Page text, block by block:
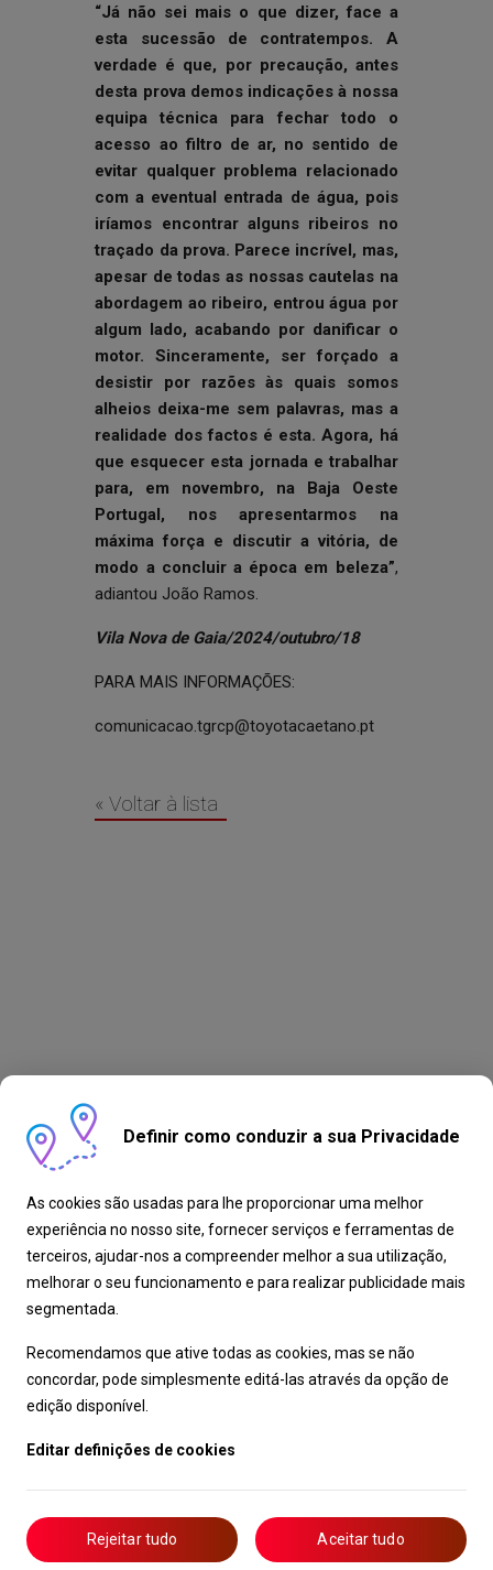
“Já não sei mais o que dizer, face a
esta sucessão de contratempos. A
verdade é que, por precaução, antes
desta prova demos indicações à nossa
equipa técnica para fechar todo o
acesso ao filtro de ar, no sentido de
evitar qualquer problema relacionado
com a eventual entrada de água, pois
iríamos encontrar alguns ribeiros no
traçado da prova. Parece incrível, mas,
apesar de todas as nossas cautelas na
abordagem ao ribeiro, entrou água por
algum lado, acabando por danificar o
motor. Sinceramente, ser forçado a
desistir por razões às quais somos
alheios deixa-me sem palavras, mas a
realidade dos factos é esta. Agora, há
que esquecer esta jornada e trabalhar
para, em novembro, na Baja Oeste
Portugal, nos apresentarmos na
máxima força e discutir a vitória, de
modo a concluir a época em beleza”,
adiantou João Ramos.
Vila Nova de Gaia/2024/outubro/18
PARA MAIS INFORMAÇÕES:
comunicacao.tgrcp@toyotacaetano.pt
« Voltar à lista
Definir como conduzir a sua Privacidade
As cookies são usadas para lhe proporcionar uma melhor
experiência no nosso site, fornecer serviços e ferramentas de
terceiros, ajudar-nos a compreender melhor a sua utilização,
melhorar o seu funcionamento e para realizar publicidade mais
segmentada.
Recomendamos que ative todas as cookies, mas se não
concordar, pode simplesmente editá-las através da opção de
edição disponível.
Editar definições de cookies
Rejeitar tudo Aceitar tudo